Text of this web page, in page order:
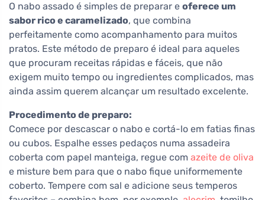
O nabo assado é simples de preparar e oferece um
sabor rico e caramelizado, que combina
perfeitamente como acompanhamento para muitos
pratos. Este método de preparo é ideal para aqueles
que procuram receitas rápidas e fáceis, que não
exigem muito tempo ou ingredientes complicados, mas
ainda assim querem alcançar um resultado excelente.
Procedimento de preparo:
Comece por descascar o nabo e cortá-lo em fatias finas
ou cubos. Espalhe esses pedaços numa assadeira
coberta com papel manteiga, regue com azeite de oliva
e misture bem para que o nabo fique uniformemente
coberto. Tempere com sal e adicione seus temperos